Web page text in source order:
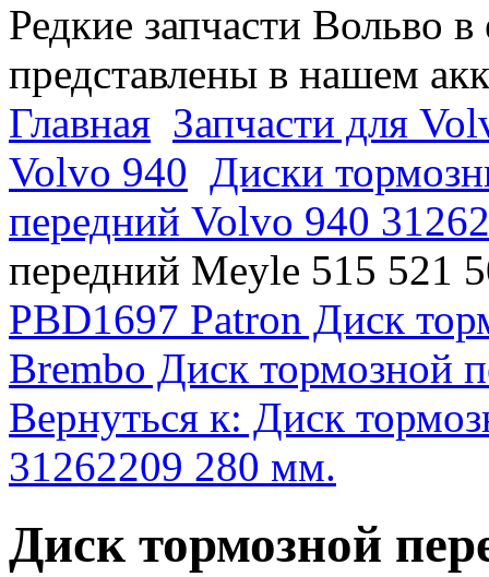
Редкие запчасти Вольво
представлены в нашем
Главная Запчасти для
Volvo 940 Диски
передний Volvo 940
передний Meyle 515 521
PBD1697 Patron Диск
Brembo Диск тормозной
Вернуться к: Диск
31262209 280 мм.
Диск тормозной